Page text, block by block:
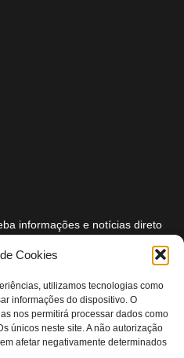
Cookies
utilizamos tecnologias como
informações do dispositivo. O
nos permitirá processar dados como
únicos neste site. A não autorização
afetar negativamente determinados
informações e notícias direto